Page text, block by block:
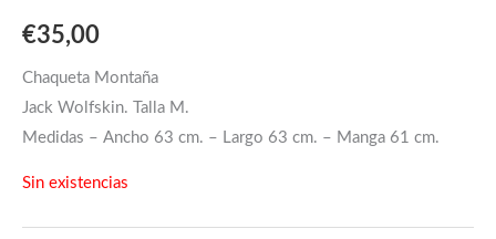
€35,00
Chaqueta Montaña
Jack Wolfskin. Talla M.
Medidas – Ancho 63 cm. – Largo 63 cm. – Manga 61 cm.
Sin existencias